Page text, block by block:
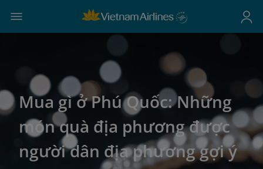
Mua gì ở Phú Quốc: Những
món quà địa phương được
người dân địa phương gợi ý